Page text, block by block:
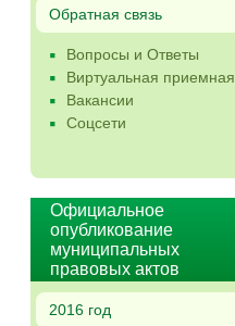
Обратная связь
Вопросы и Ответы
Виртуальная приемная
Вакансии
Соцсети
Официальное
опубликование
муниципальных
правовых актов
2016 год